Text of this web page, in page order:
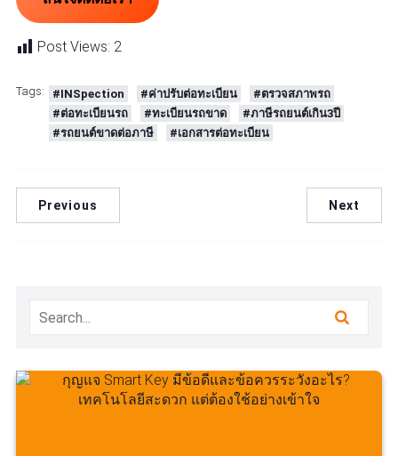
Post Views: 2
Tags: #INSpection #ค่าปรับต่อทะเบียน
#ตรวจสภาพรถ
#ต่อทะเบียนรถ
#ทะเบียนรถขาด
#ภาษีรถยนต์เกิน3ปี
#รถยนต์ขาดต่อภาษี
#เอกสารต่อทะเบียน
Previous Next